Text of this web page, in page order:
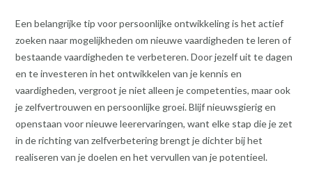
Een belangrijke tip voor persoonlijke ontwikkeling is het actief
zoeken naar mogelijkheden om nieuwe vaardigheden te leren of
bestaande vaardigheden te verbeteren. Door jezelf uit te dagen
en te investeren in het ontwikkelen van je kennis en
vaardigheden, vergroot je niet alleen je competenties, maar ook
je zelfvertrouwen en persoonlijke groei. Blijf nieuwsgierig en
openstaan voor nieuwe leerervaringen, want elke stap die je zet
in de richting van zelfverbetering brengt je dichter bij het
realiseren van je doelen en het vervullen van je potentieel.